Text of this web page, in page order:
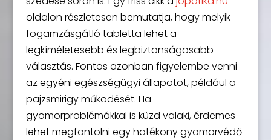
oldalon részletesen bemutatja, hogy melyik
fogamzásgátló tabletta lehet a
legkíméletesebb és legbiztonságosabb
választás. Fontos azonban figyelembe venni
az egyéni egészségügyi állapotot, például a
pajzsmirigy működését. Ha
gyomorproblémákkal is küzd valaki, érdemes
lehet megfontolni egy hatékony gyomorvédő